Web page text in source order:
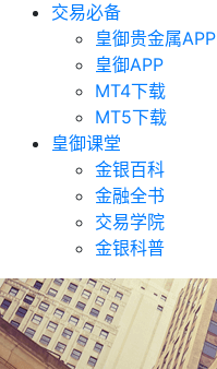
交易必备
皇御贵金属APP
皇御APP
MT4下载
MT5下载
皇御课堂
金银百科
金融全书
交易学院
金银科普